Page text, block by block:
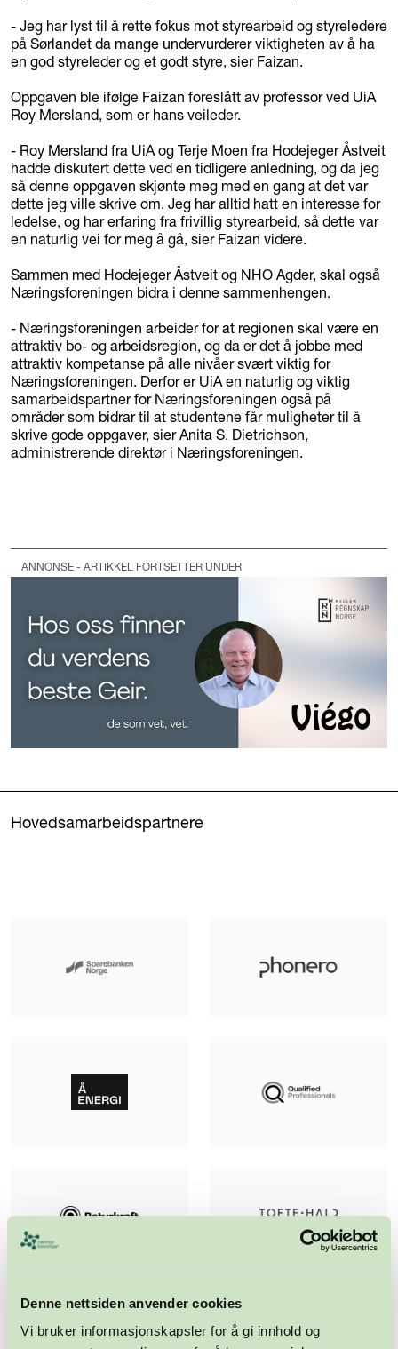
Denne nettsiden anvender cookies
Vi bruker informasjonskapsler for å gi innhold og
- Jeg har lyst til å rette fokus mot styrearbeid og styreledere
på Sørlandet da mange undervurderer viktigheten av å ha
en god styreleder og et godt styre, sier Faizan.
Oppgaven ble ifølge Faizan foreslått av professor ved UiA
Roy Mersland, som er hans veileder.
- Roy Mersland fra UiA og Terje Moen fra Hodejeger Åstveit
hadde diskutert dette ved en tidligere anledning, og da jeg
så denne oppgaven skjønte meg med en gang at det var
dette jeg ville skrive om. Jeg har alltid hatt en interesse for
ledelse, og har erfaring fra frivillig styrearbeid, så dette var
en naturlig vei for meg å gå, sier Faizan videre.
Sammen med Hodejeger Åstveit og NHO Agder, skal også
Næringsforeningen bidra i denne sammenhengen.
- Næringsforeningen arbeider for at regionen skal være en
attraktiv bo- og arbeidsregion, og da er det å jobbe med
attraktiv kompetanse på alle nivåer svært viktig for
Næringsforeningen. Derfor er UiA en naturlig og viktig
samarbeidspartner for Næringsforeningen også på
områder som bidrar til at studentene får muligheter til å
skrive gode oppgaver, sier Anita S. Dietrichson,
administrerende direktør i Næringsforeningen.
ANNONSE - ARTIKKEL FORTSETTER UNDER
Hovedsamarbeidspartnere